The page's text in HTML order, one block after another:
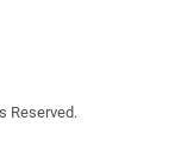
Reserved.